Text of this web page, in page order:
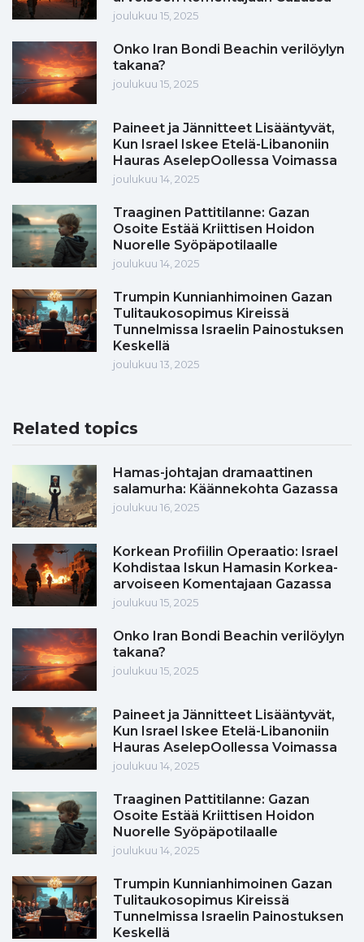
joulukuu 15, 2025
Onko Iran Bondi Beachin verilöylyn
takana?
joulukuu 15, 2025
Paineet ja Jännitteet Lisääntyvät,
Kun Israel Iskee Etelä-Libanoniin
Hauras AselepOollessa Voimassa
joulukuu 14, 2025
Traaginen Pattitilanne: Gazan
Osoite Estää Kriittisen Hoidon
Nuorelle Syöpäpotilaalle
joulukuu 14, 2025
Trumpin Kunnianhimoinen Gazan
Tulitaukosopimus Kireissä
Tunnelmissa Israelin Painostuksen
Keskellä
joulukuu 13, 2025
Related topics
Hamas-johtajan dramaattinen
salamurha: Käännekohta Gazassa
joulukuu 16, 2025
Korkean Profiilin Operaatio: Israel
Kohdistaa Iskun Hamasin Korkea-
arvoiseen Komentajaan Gazassa
joulukuu 15, 2025
Onko Iran Bondi Beachin verilöylyn
takana?
joulukuu 15, 2025
Paineet ja Jännitteet Lisääntyvät,
Kun Israel Iskee Etelä-Libanoniin
Hauras AselepOollessa Voimassa
joulukuu 14, 2025
Traaginen Pattitilanne: Gazan
Osoite Estää Kriittisen Hoidon
Nuorelle Syöpäpotilaalle
joulukuu 14, 2025
Trumpin Kunnianhimoinen Gazan
Tulitaukosopimus Kireissä
Tunnelmissa Israelin Painostuksen
Keskellä